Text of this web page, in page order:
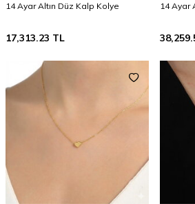
14 Ayar Altın Düz Kalp Kolye
17,313.23 TL
14 Ayar